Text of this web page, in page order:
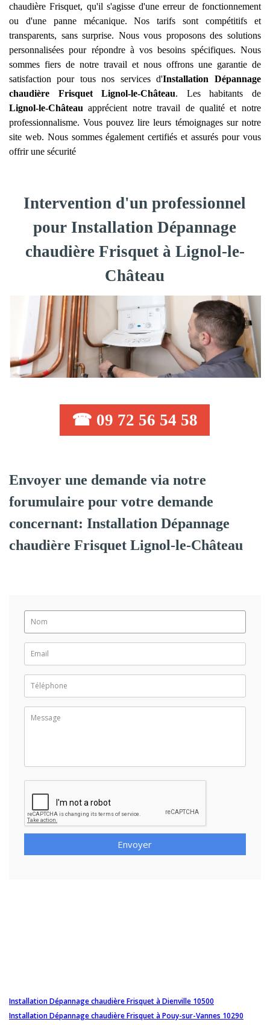
chaudière Frisquet, qu'il s'agisse d'une erreur de fonctionnement
ou d'une panne mécanique. Nos tarifs sont compétitifs et
transparents, sans surprise. Nous vous proposons des solutions
personnalisées pour répondre à vos besoins spécifiques. Nous
sommes fiers de notre travail et nous offrons une garantie de
satisfaction pour tous nos services d'Installation Dépannage
chaudière Frisquet
Lignol-le-Château. Les habitants de
Lignol-le-Château apprécient notre travail de qualité et notre
professionnalisme. Vous pouvez lire leurs témoignages sur notre
site web. Nous sommes également certifiés et assurés pour vous
offrir une sécurité
Intervention d'un professionnel
pour Installation Dépannage
chaudière Frisquet à Lignol-le-
Château
☎ 09 72 56 54 58
Envoyer une demande via notre
forumulaire pour votre demande
concernant: Installation Dépannage
chaudière Frisquet Lignol-le-Château
Envoyer
Installation Dépannage chaudière Frisquet à Dienville 10500
Installation Dépannage chaudière Frisquet à Pouy-sur-Vannes 10290